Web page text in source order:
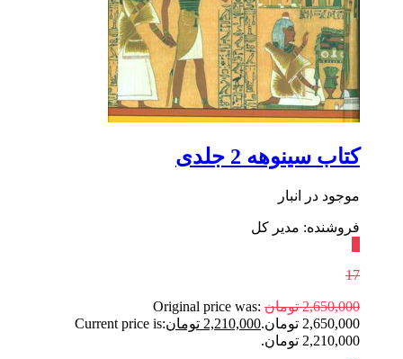
کتاب سینوهه 2 جلدی
موجود در انبار
فروشنده: مدیر کل
17
2,650,000 تومان Original price was:
2,650,000 تومان.
2,210,000 تومانCurrent price is:
2,210,000 تومان.